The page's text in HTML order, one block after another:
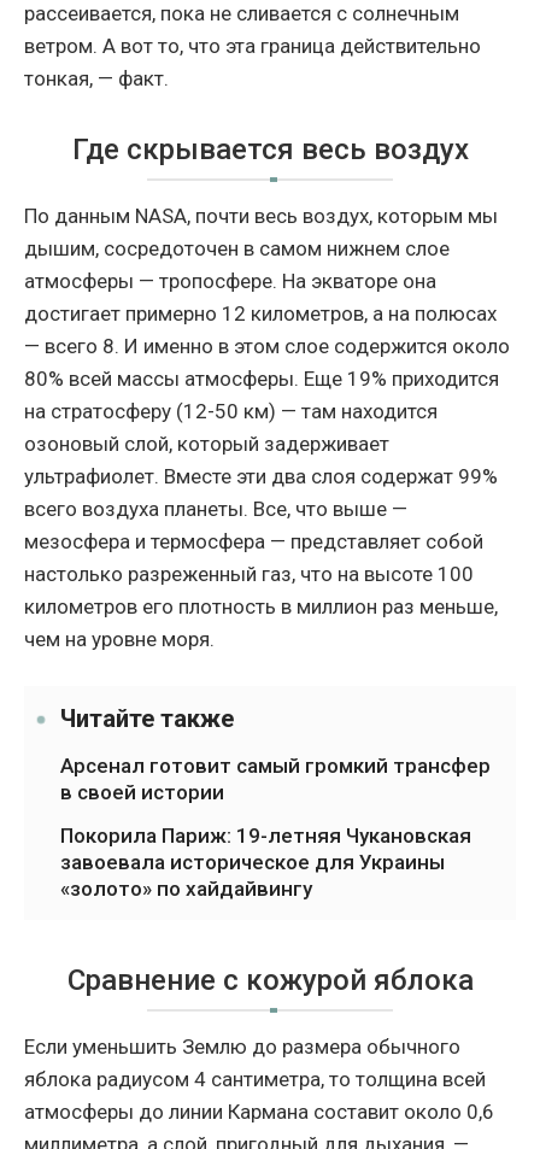
рассеивается, пока не сливается с солнечным
ветром. А вот то, что эта граница действительно
тонкая, — факт.
Где скрывается весь воздух
По данным NASA, почти весь воздух, которым мы
дышим, сосредоточен в самом нижнем слое
атмосферы — тропосфере. На экваторе она
достигает примерно 12 километров, а на полюсах
— всего 8. И именно в этом слое содержится около
80% всей массы атмосферы. Еще 19% приходится
на стратосферу (12-50 км) — там находится
озоновый слой, который задерживает
ультрафиолет. Вместе эти два слоя содержат 99%
всего воздуха планеты. Все, что выше —
мезосфера и термосфера — представляет собой
настолько разреженный газ, что на высоте 100
километров его плотность в миллион раз меньше,
чем на уровне моря.
Читайте также
Арсенал готовит самый громкий трансфер
в своей истории
Покорила Париж: 19-летняя Чукановская
завоевала историческое для Украины
«золото» по хайдайвингу
Сравнение с кожурой яблока
Если уменьшить Землю до размера обычного
яблока радиусом 4 сантиметра, то толщина всей
атмосферы до линии Кармана составит около 0,6